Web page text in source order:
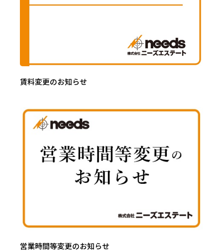
賃料変更のお知らせ
営業時間等変更のお知らせ